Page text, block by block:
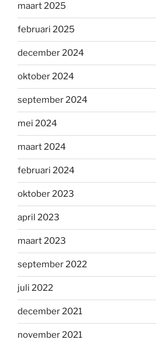
maart 2025
februari 2025
december 2024
oktober 2024
september 2024
mei 2024
maart 2024
februari 2024
oktober 2023
april 2023
maart 2023
september 2022
juli 2022
december 2021
november 2021